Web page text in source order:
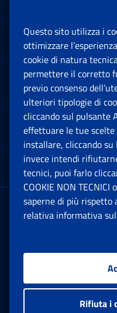
Sedi e Contatti
Software
Note Legali
App mobile
Sede Legale
00144 Roma
Facebook: Apre
Twitter:
Questo sito utilizza i
ottimizzare
cookie di natura
permettere il corretto
previo consenso
ulteriori tipologie di
cliccando sul pulsante
effettuare le tue scelte
installare, cliccando su
invece intendi
tecnici, puoi farlo
COOKIE NON
saperne di più rispetto
relativa informativa
Rifiuta i